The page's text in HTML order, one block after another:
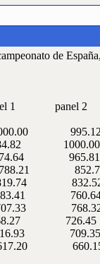
de
panel 2
788.21
819.74
783.41
707.33
716.93
617.20